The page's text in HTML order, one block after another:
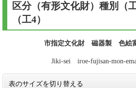
区分（有形文化財）種別（
（工4）
市指定文化財 磁器製 色絵
Jiki-sei iroe-fujisan-mon-
表のサイズを切り替える